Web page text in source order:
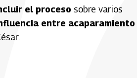
el proceso sobre varios
entre acaparamiento